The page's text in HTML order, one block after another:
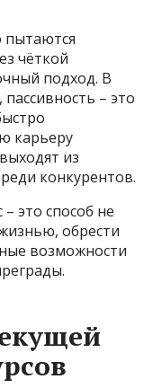
пытаются
чёткой
подход. В
– это
карьеру
из
конкурентов.
это способ не
обрести
возможности